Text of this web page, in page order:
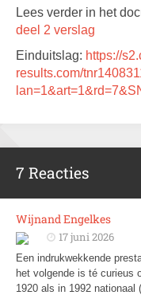
Lees verder in het
deel 2 verslag
Einduitslag: https://
results.com/
7 Reacties
Wijnand Engelkes
17 juni 2026
Een indrukwekkende
het volgende is té curieus
1920 als in 1992